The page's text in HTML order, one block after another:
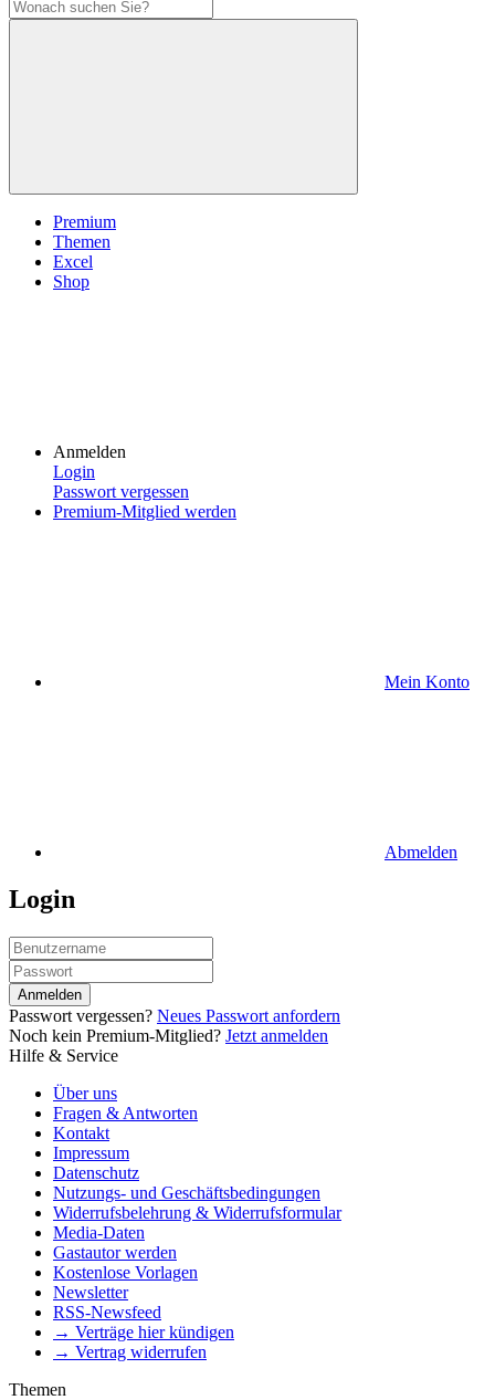
Premium
Themen
Excel
Shop
Anmelden
Login
Passwort vergessen
Premium-Mitglied werden
Mein Konto
Abmelden
Login
Anmelden
Passwort vergessen? Neues Passwort anfordern
Noch kein Premium-Mitglied? Jetzt anmelden
Hilfe & Service
Über uns
Fragen & Antworten
Kontakt
Impressum
Datenschutz
Nutzungs- und Geschäftsbedingungen
Widerrufsbelehrung & Widerrufsformular
Media-Daten
Gastautor werden
Kostenlose Vorlagen
Newsletter
RSS-Newsfeed
→ Verträge hier kündigen
→ Vertrag widerrufen
Themen